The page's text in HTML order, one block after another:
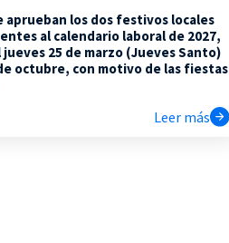
aprueban los dos festivos locales
al calendario laboral de 2027,
25 de marzo (Jueves Santo)
octubre, con motivo de las fiestas
Leer más